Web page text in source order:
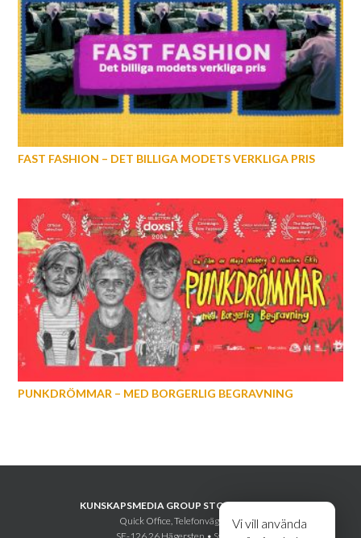
Vi vill använda
FAST FASHION – DET BILLIGA MODETS VERKLIGA PRIS
PUNKDRÖMMAR – MED BORGERLIG BEGRAVNING
KUNSKAPSMEDIA GROUP STOCKHOLM AB
Quick Office, Telefonvägen 30